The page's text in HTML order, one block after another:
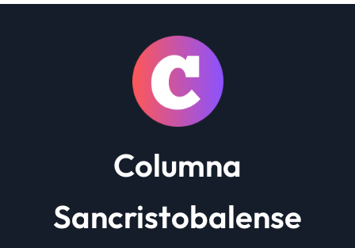
Columna
Sancristobalense